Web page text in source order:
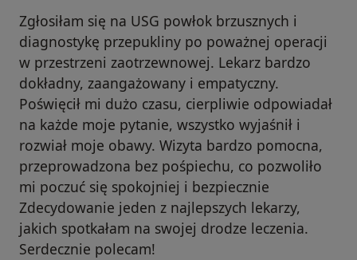
Zgłosiłam się na USG powłok brzusznych i
diagnostykę przepukliny po poważnej operacji
w przestrzeni zaotrzewnowej. Lekarz bardzo
dokładny, zaangażowany i empatyczny.
Poświęcił mi dużo czasu, cierpliwie odpowiadał
na każde moje pytanie, wszystko wyjaśnił i
rozwiał moje obawy. Wizyta bardzo pomocna,
przeprowadzona bez pośpiechu, co pozwoliło
mi poczuć się spokojniej i bezpiecznie
Zdecydowanie jeden z najlepszych lekarzy,
jakich spotkałam na swojej drodze leczenia.
Serdecznie polecam!